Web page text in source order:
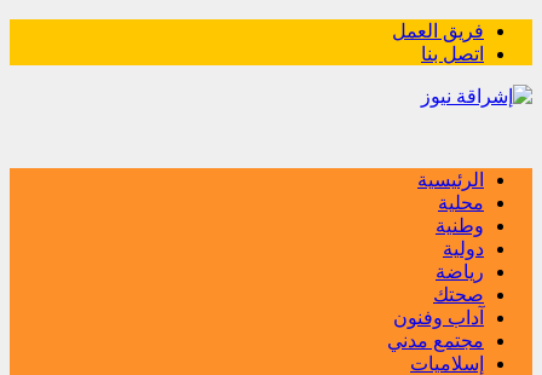
فريق العمل
اتصل بنا
الرئيسية
محلية
وطنية
دولية
رياضة
صحتك
آداب وفنون
مجتمع مدني
إسلاميات